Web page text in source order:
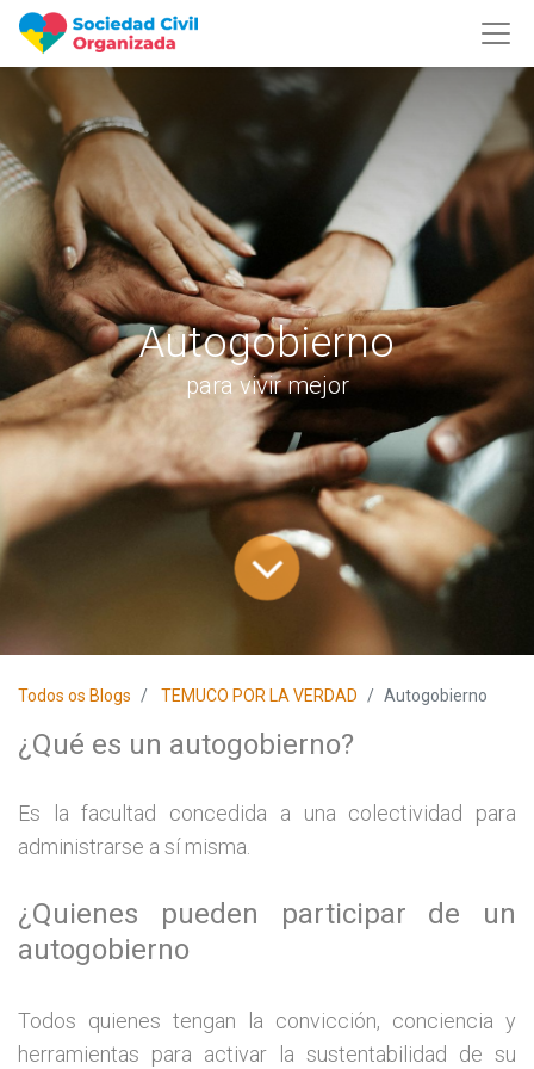
Autogobierno
para vivir mejor
Todos os Blogs TEMUCO POR LA VERDAD Autogobierno
¿Qué es un autogobierno?
Es la facultad concedida a una colectividad para
administrarse a sí misma.
¿Quienes pueden participar de un
autogobierno
Todos quienes tengan la convicción, conciencia y
herramientas para activar la sustentabilidad de su